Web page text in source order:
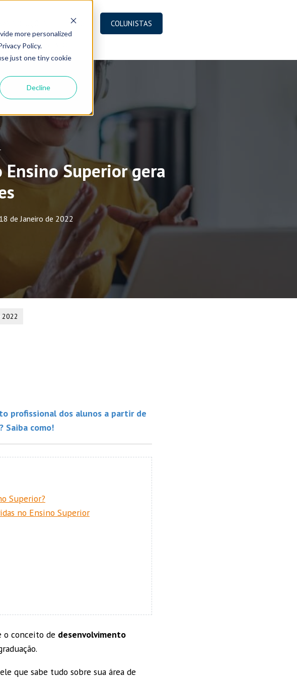
more personalized
Policy.
just one tiny cookie
Decline
BLOG COLUNISTAS
CONTATO
Superior gera
de Janeiro de 2022
2022
profissional dos alunos a partir de
Saiba como!
Superior?
no Ensino Superior
o conceito de desenvolvimento
que sabe tudo sobre sua área de